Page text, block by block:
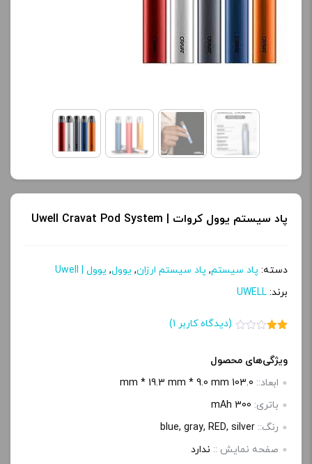
پاد سیستم یوول کروات | Uwell Cravat Pod System
دسته: پاد سیستم, پاد سیستم ارزان, یوول, یوول | Uwell
برند: UWELL
از 5
امتیاز
مشتری
(دیدگاه کاربر 1
)
ویژگی‌های محصول
ابعاد:: 103.0 mm * 19.3 mm * 9.0 mm
باتری: 300 mAh
رنگ:: blue, gray, RED, silver
صفحه‌ نمایش :: ندارد